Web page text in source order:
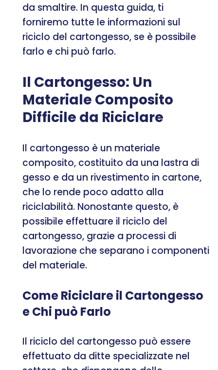
da smaltire. In questa guida, ti
forniremo tutte le informazioni sul
riciclo del cartongesso, se è possibile
farlo e chi può farlo.
Il Cartongesso: Un
Materiale Composito
Difficile da Riciclare
Il cartongesso è un materiale
composito, costituito da una lastra di
gesso e da un rivestimento in cartone,
che lo rende poco adatto alla
riciclabilità. Nonostante questo, è
possibile effettuare il riciclo del
cartongesso, grazie a processi di
lavorazione che separano i componenti
del materiale.
Come Riciclare il Cartongesso
e Chi può Farlo
Il riciclo del cartongesso può essere
effettuato da ditte specializzate nel